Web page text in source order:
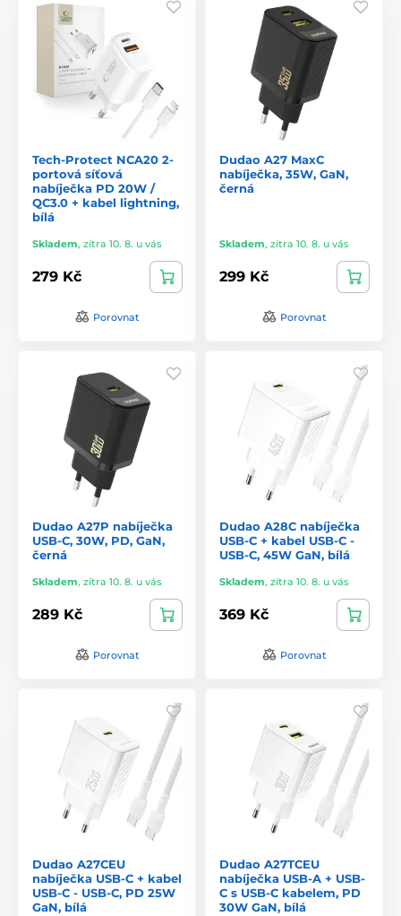
Tech-Protect NCA20 2-
portová síťová
nabíječka PD 20W /
QC3.0 + kabel lightning,
bílá
Skladem, zítra 10. 8. u vás
279 Kč
Porovnat
Dudao A27 MaxC
nabíječka, 35W, GaN,
černá
Skladem, zítra 10. 8. u vás
299 Kč
Porovnat
Dudao A27P nabíječka
USB-C, 30W, PD, GaN,
černá
Skladem, zítra 10. 8. u vás
289 Kč
Porovnat
Dudao A28C nabíječka
USB-C + kabel USB-C -
USB-C, 45W GaN, bílá
Skladem, zítra 10. 8. u vás
369 Kč
Porovnat
Dudao A27CEU
nabíječka USB-C + kabel
USB-C - USB-C, PD 25W
GaN, bílá
Dudao A27TCEU
nabíječka USB-A + USB-
C s USB-C kabelem, PD
30W GaN, bílá